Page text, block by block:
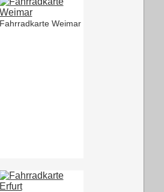
Fahrradkarte Weimar